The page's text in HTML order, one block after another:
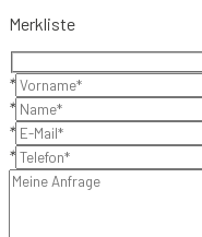
Merkliste
*
*
*
*